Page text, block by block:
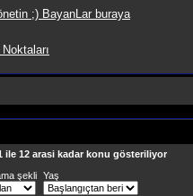
;) BayanLar buraya
ile 12 arasi kadar konu gösteriliyor
şekli Yaş